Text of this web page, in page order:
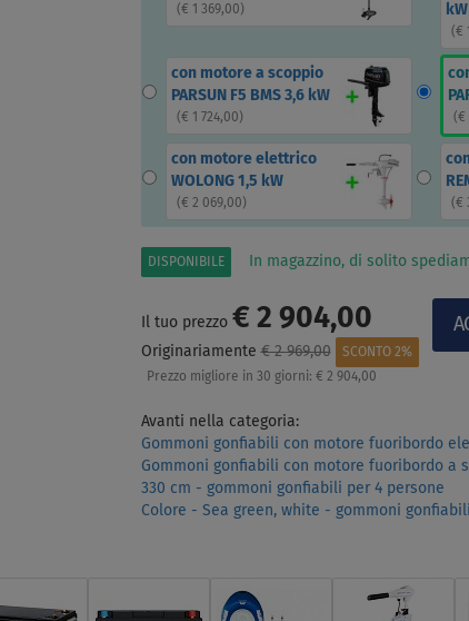
(€ 1 369,00)
kW
(€
con motore a scoppio
PARSUN F5 BMS 3,6 kW
(€ 1 724,00) (€
con motore elettrico
WOLONG 1,5 kW
(€ 2 069,00) (€
DISPONIBILE In magazzino, di solito
Il tuo prezzo € 2 904,00
Originariamente€ 2 969,00
SCONTO 2%
Prezzo migliore in 30 giorni:€ 2 904,00
Avanti nella categoria:
Gommoni gonfiabili con motore fuoribordo
Gommoni gonfiabili con motore fuoribordo a
330 cm - gommoni gonfiabili per 4 persone
Colore - Sea green, white - gommoni gonfiabili